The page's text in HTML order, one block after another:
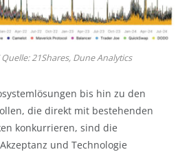
21Shares, Dune Analytics
bis hin zu den
die direkt mit bestehenden
konkurrieren, sind die
und Technologie